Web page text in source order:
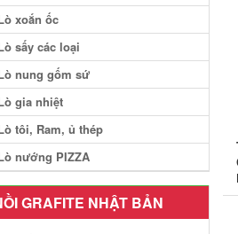
xoắn ốc
sấy các loại
nung gốm sứ
gia nhiệt
tôi, Ram, ủ thép
nướng PIZZA
GRAFITE NHẬT BẢN